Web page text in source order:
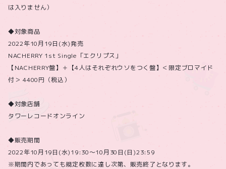
は入りません）
◆対象商品
2022年10月19日(水)発売
NACHERRY 1st Single「エクリプス」
【NACHERRY盤】＋【4人はそれぞれウソをつく盤】＜限定ブロマイド
付＞ 4400円（税込）
◆対象店舗
タワーレコードオンライン
◆販売期間
2022年10月19日(水)19:30～10月30日(日)23:59
※期間内であっても規定枚数に達し次第、販売終了となります。